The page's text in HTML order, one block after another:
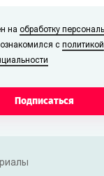
на обработку
с политикой
Подписаться